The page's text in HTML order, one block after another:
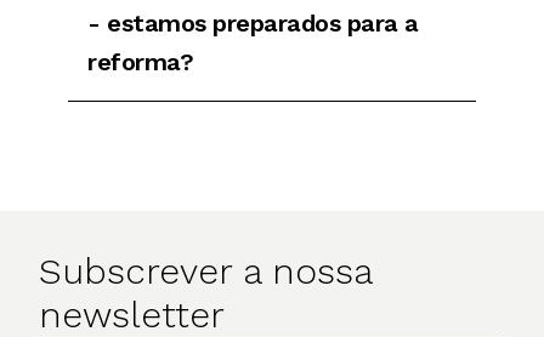
- estamos preparados para a
reforma?
Subscrever a nossa
newsletter